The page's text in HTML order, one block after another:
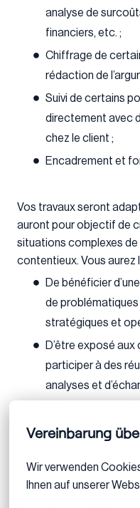
Vereinbarung
Wir verwenden
Ihnen auf unserer
analyse de
financiers, etc. ;
Chiffrage de
rédaction de
Suivi de certains
directement avec
chez le client ;
Encadrement et
Vos travaux seront
auront pour objectif de
situations complexes
contentieux. Vous aurez
De bénéficier
de problématiques
stratégiques et
D’être exposé
participer à des
analyses et
clients.
En outre, en fonction
pouvez être amenés à